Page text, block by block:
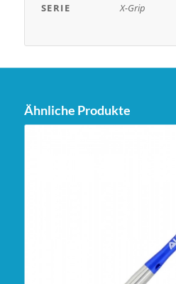
SERIE
X-Grip
Ähnliche Produkte